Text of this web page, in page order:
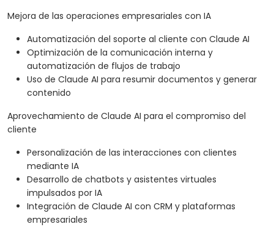
Mejora de las operaciones empresariales con IA
Automatización del soporte al cliente con Claude AI
Optimización de la comunicación interna y
automatización de flujos de trabajo
Uso de Claude AI para resumir documentos y generar
contenido
Aprovechamiento de Claude AI para el compromiso del
cliente
Personalización de las interacciones con clientes
mediante IA
Desarrollo de chatbots y asistentes virtuales
impulsados por IA
Integración de Claude AI con CRM y plataformas
empresariales